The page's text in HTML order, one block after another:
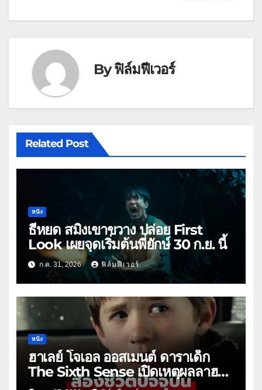
Byฟิล์มฟีเวอร์
Related Post
หนัง
ธี่หยด สมิงเขาขวาง ปล่อย First
Look เผยจุดเริ่มต้นพี่ยักษ์ 30 ก.ย. นี้
ก.ค. 31, 2026 ฟิล์มฟีเวอร์
หนัง
ฮาเลย์ โจเอล ออสเมนต์ ดาราเด็ก
The Sixth Sense เปิดเหตุผลลาฮอล
ลีวูด